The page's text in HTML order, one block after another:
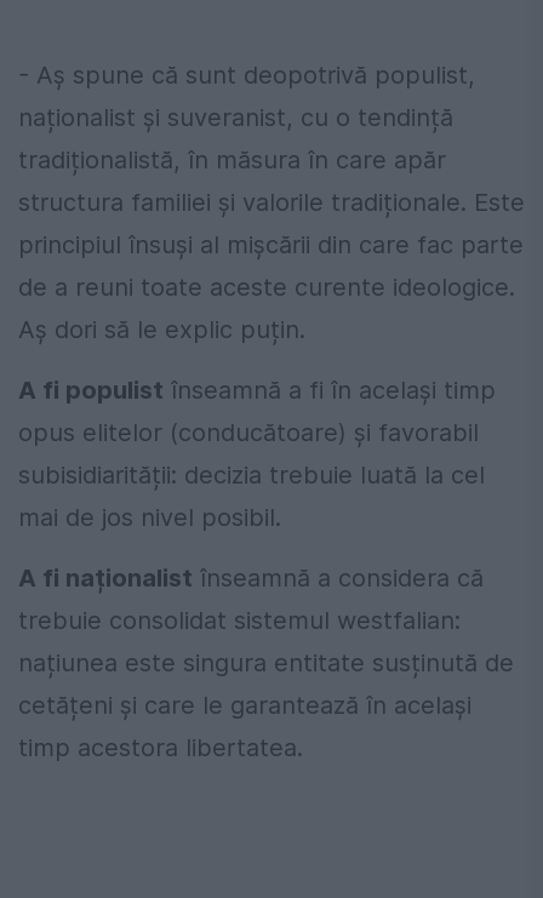
- Aș spune că sunt deopotrivă populist,
naționalist și suveranist, cu o tendință
tradiționalistă, în măsura în care apăr
structura familiei și valorile tradiționale. Este
principiul însuși al mișcării din care fac parte
de a reuni toate aceste curente ideologice.
Aș dori să le explic puțin.
A fi populist înseamnă a fi în același timp
opus elitelor (conducătoare) și favorabil
subisidiarității: decizia trebuie luată la cel
mai de jos nivel posibil.
A fi naționalist înseamnă a considera că
trebuie consolidat sistemul westfalian:
națiunea este singura entitate susținută de
cetățeni și care le garantează în același
timp acestora libertatea.